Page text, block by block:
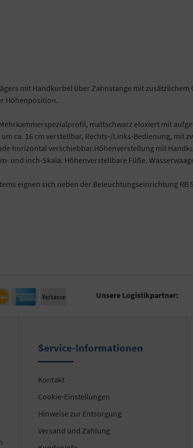
mit Handkurbel über Zahnstange mit
Höhenposition.
mattschwarz eloxiert mit
ca. 16 cm verstellbar, Rechts-/Links-Bedienung,
horizontal verschiebbar.Höhenverstellung mit
und inch-Skala. Höhenverstellbare Füße.
eignen sich neben der Beleuchtungseinrichtung
Unsere Logistikpartner:
Service-Informationen
Kontakt
Cookie-Einstellungen
Hinweise zur Entsorgung
Versand und Zahlung